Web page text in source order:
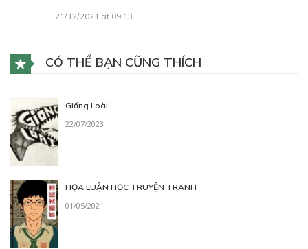
21/12/2021 at 09:13
CÓ THỂ BẠN CŨNG THÍCH
Giống Loài
22/07/2023
HỌA LUẬN HỌC TRUYỆN TRANH
01/05/2021